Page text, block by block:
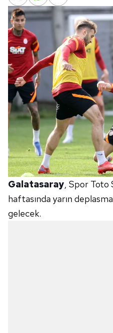
Galatasaray, Spor Toto
haftasında yarın
gelecek.